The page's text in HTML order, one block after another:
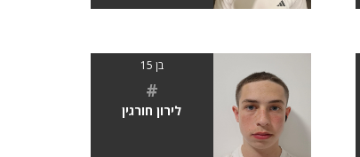
בן 15
#
לירון חורגין